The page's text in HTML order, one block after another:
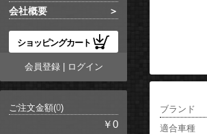
会社概要
ショッピングカート
会員登録| ログイン
ご注文金額(0)
￥0
ブランド
適合車種